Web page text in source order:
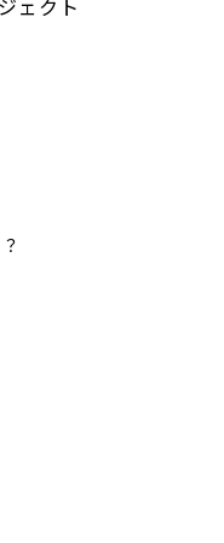
ェクト